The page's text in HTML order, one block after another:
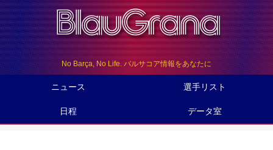
No Barça, No Life. バルサコア情報をあなたに
ニュース 選手リスト
日程 データ室